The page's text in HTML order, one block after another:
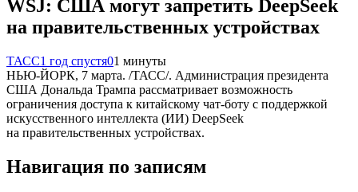
WSJ: США могут запретить DeepSeek
на правительственных устройствах
ТАСС1 год спустя01 минуты
НЬЮ-ЙОРК, 7 марта. /ТАСС/. Администрация президента
США Дональда Трампа рассматривает возможность
ограничения доступа к китайскому чат-боту с поддержкой
искусственного интеллекта (ИИ) DeepSeek
на правительственных устройствах.
Навигация по записям